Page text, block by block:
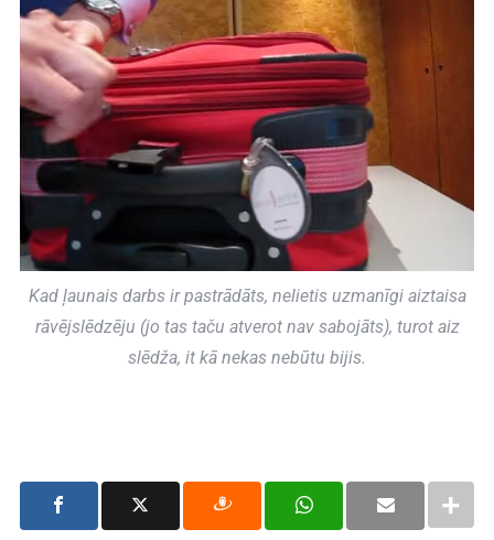
Kad ļaunais darbs ir pastrādāts, nelietis uzmanīgi aiztaisa
rāvējslēdzēju (jo tas taču atverot nav sabojāts), turot aiz
slēdža, it kā nekas nebūtu bijis.